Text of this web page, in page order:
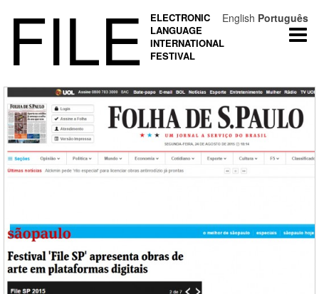
FILE
ELECTRONIC
LANGUAGE
INTERNATIONAL
FESTIVAL
English Português